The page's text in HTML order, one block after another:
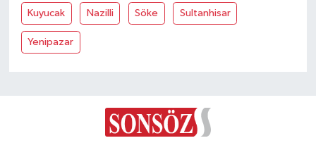
Kuyucak Nazilli Söke Sultanhisar
Yenipazar